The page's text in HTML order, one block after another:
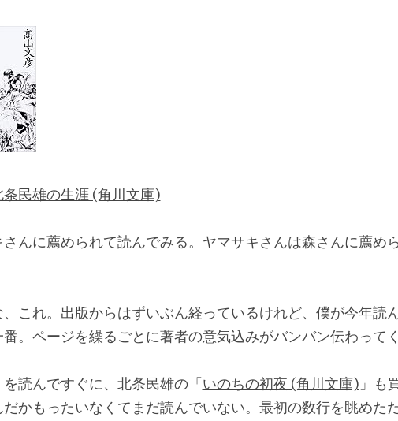
民雄の生涯 (角川文庫)
さんに薦められて読んでみる。ヤマサキさんは森さんに薦め
これ。出版からはずいぶん経っているけれど、僕が今年読
番。ページを繰るごとに著者の意気込みがバンバン伝わってく
を読んですぐに、北条民雄の「いのちの初夜 (角川文庫) 」も
だかもったいなくてまだ読んでいない。最初の数行を眺めた